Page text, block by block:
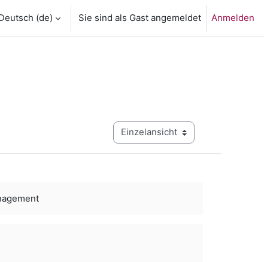
‎(de)‎ Sie sind als Gast angemeldet Anmelden
Modus Tertiärnavigation anzeigen